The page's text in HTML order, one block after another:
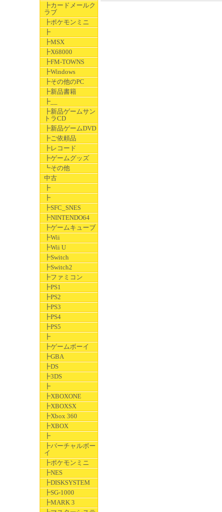
┣カードメールク
ラブ
┣ポケモンミニ
┣
┣MSX
┣X68000
┣FM-TOWNS
┣Windows
┣その他のPC
┣新品書籍
┣__
┣新品ゲームサン
トラCD
┣新品ゲームDVD
┣ご依頼品
┣レコード
┣ゲームグッズ
┗その他
中古
┣
┣
┣SFC_SNES
┣NINTENDO64
┣ゲームキューブ
┣Wii
┣Wii U
┣Switch
┣Switch2
┣ファミコン
┣PS1
┣PS2
┣PS3
┣PS4
┣PS5
┣
┣ゲームボーイ
┣GBA
┣DS
┣3DS
┣
┣XBOXONE
┣XBOXSX
┣Xbox 360
┣XBOX
┣
┣バーチャルボー
イ
┣ポケモンミニ
┣NES
┣DISKSYSTEM
┣SG-1000
┣MARK 3